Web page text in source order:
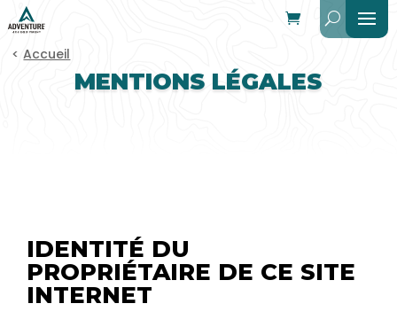
<Accueil
MENTIONS LÉGALES
IDENTITÉ DU
PROPRIÉTAIRE DE CE SITE
INTERNET